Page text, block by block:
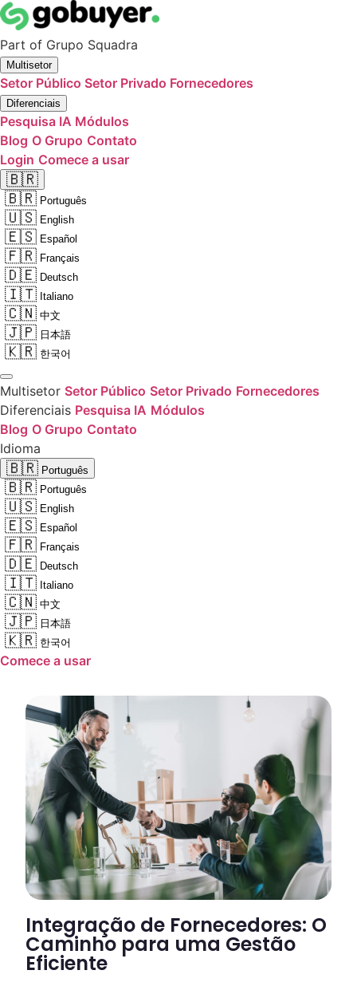
Part of Grupo Squadra
Multisetor
Setor Público Setor Privado Fornecedores
Diferenciais
Pesquisa IA Módulos
Blog O Grupo Contato
Login Comece a usar
🇧🇷
🇧🇷 Português
🇺🇸 English
🇪🇸 Español
🇫🇷 Français
🇩🇪 Deutsch
🇮🇹 Italiano
🇨🇳 中文
🇯🇵 日本語
🇰🇷 한국어
Multisetor Setor Público Setor Privado Fornecedores
Diferenciais Pesquisa IA Módulos
Blog O Grupo Contato
Idioma
🇧🇷 Português
🇧🇷 Português
🇺🇸 English
🇪🇸 Español
🇫🇷 Français
🇩🇪 Deutsch
🇮🇹 Italiano
🇨🇳 中文
🇯🇵 日本語
🇰🇷 한국어
Comece a usar
Integração de Fornecedores: O
Caminho para uma Gestão
Eficiente